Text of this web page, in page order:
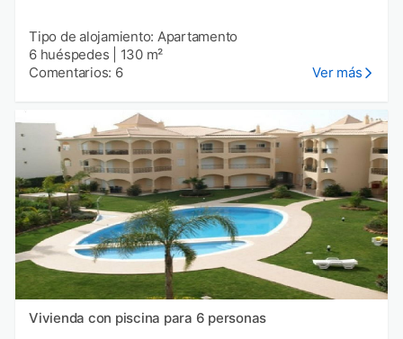
Tipo de alojamiento: Apartamento
6 huéspedes
130 m²
Comentarios: 6
Ver más
Vivienda con piscina para 6 personas